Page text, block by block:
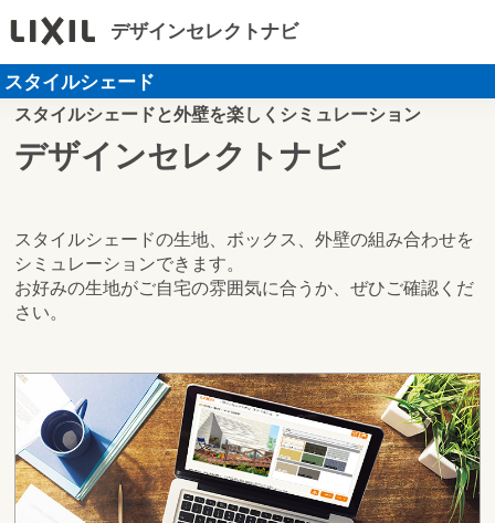
デザインセレクトナビ
スタイルシェード
スタイルシェードと外壁を楽しくシミュレーション
デザインセレクトナビ
スタイルシェードの生地、ボックス、外壁の組み合わせを
シミュレーションできます。
お好みの生地がご自宅の雰囲気に合うか、ぜひご確認くだ
さい。